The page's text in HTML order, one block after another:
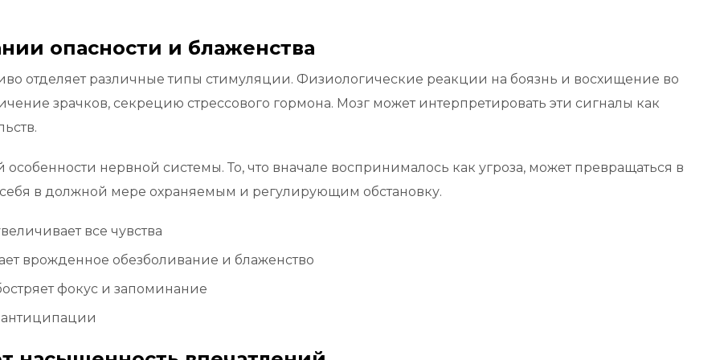
опасности и блаженства
отделяет различные типы стимуляции. Физиологические реакции на боязнь и восхищение во
зрачков, секрецию стрессового гормона. Мозг может интерпретировать эти сигналы как
особенности нервной системы. То, что вначале воспринималось как угроза, может превращаться в
в должной мере охраняемым и регулирующим обстановку.
все чувства
врожденное обезболивание и блаженство
фокус и запоминание
антиципации